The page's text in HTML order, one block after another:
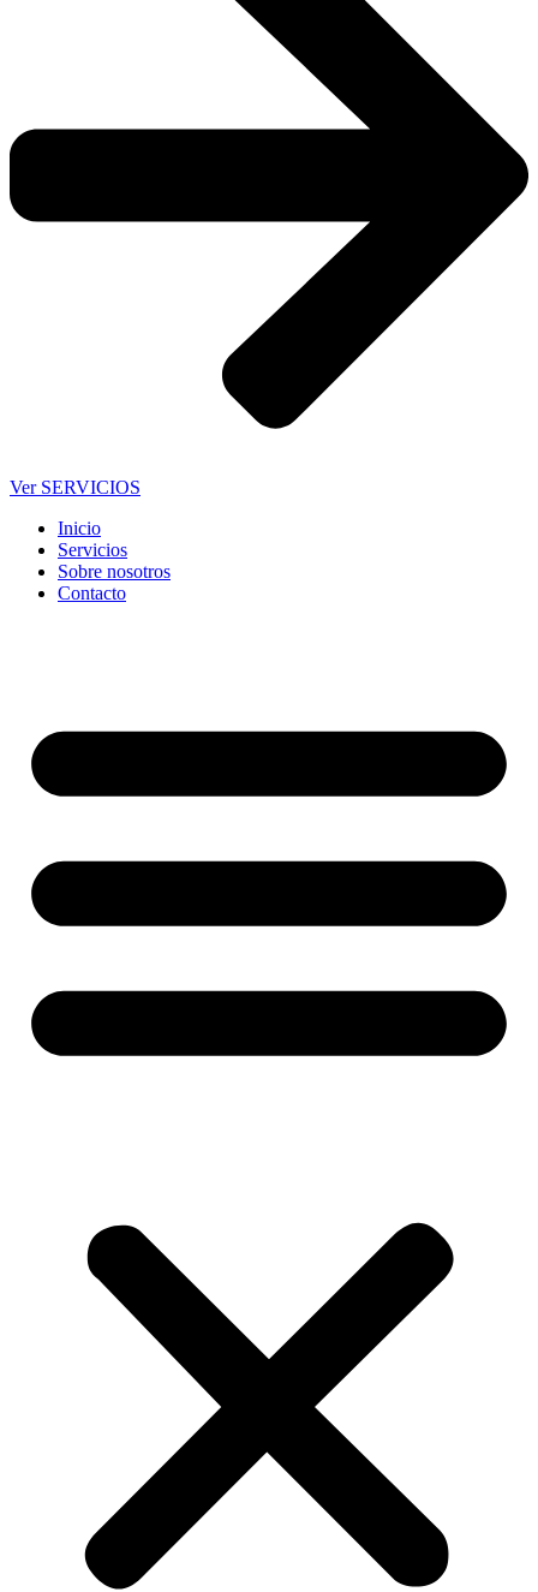
Ver SERVICIOS
Inicio
Servicios
Sobre nosotros
Contacto